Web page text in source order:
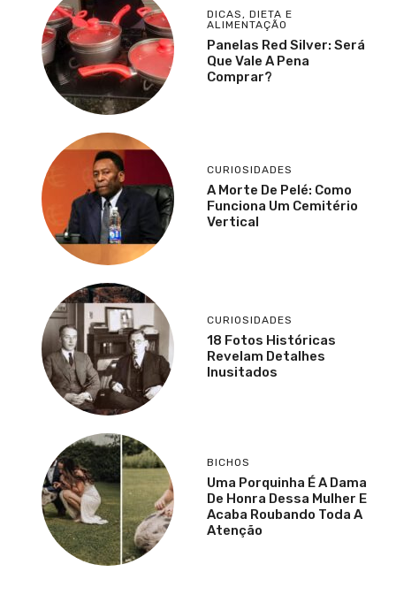
DICAS , DIETA E
ALIMENTAÇÃO
Panelas Red Silver: Será
Que Vale A Pena
Comprar?
CURIOSIDADES
A Morte De Pelé: Como
Funciona Um Cemitério
Vertical
CURIOSIDADES
18 Fotos Históricas
Revelam Detalhes
Inusitados
BICHOS
Uma Porquinha É A Dama
De Honra Dessa Mulher E
Acaba Roubando Toda A
Atenção